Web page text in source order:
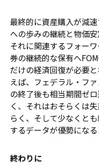
最終的に資産購入が減
への歩みの継続と物価
それに関連するフォー
券の継続的な保有へ
だけの経済回復が必要と
えば、フェデラル・フ
の終了後も相当期間ゼ
く、それはおそらくは
らく、そして少なくと
するデータが優勢になる
終わりに